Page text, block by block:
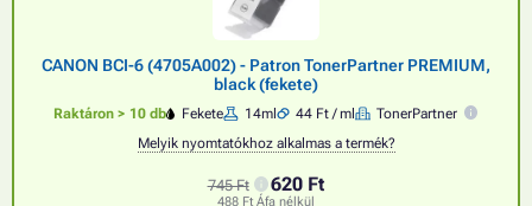
CANON BCI-6 (4705A002) - Patron TonerPartner PREMIUM,
black (fekete)
Raktáron > 10 db Fekete 14ml 44 Ft / ml
TonerPartner
Melyik nyomtatókhoz alkalmas a termék?
745 Ft 620 Ft
488 Ft Áfa nélkül